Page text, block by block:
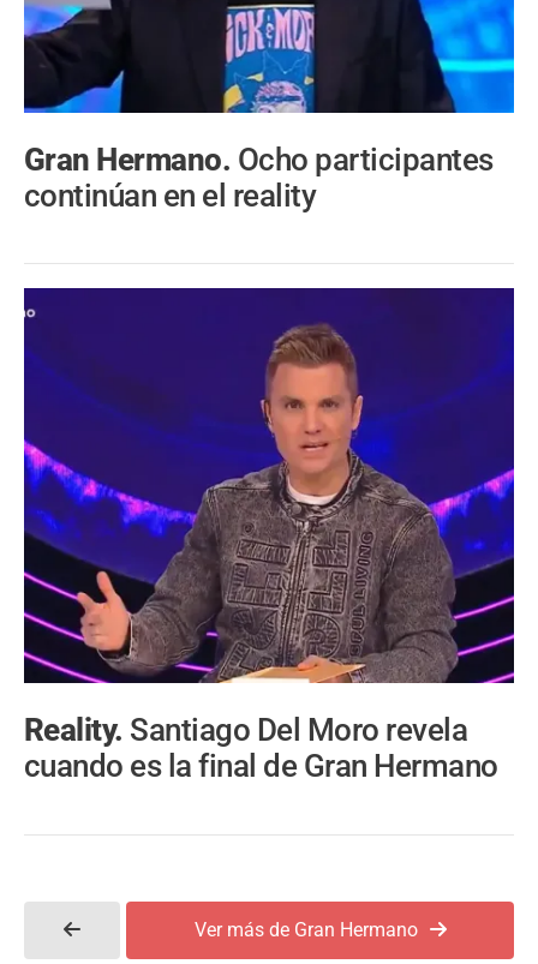
Gran Hermano. Ocho participantes
continúan en el reality
Reality. Santiago Del Moro revela
cuando es la final de Gran Hermano
Ver más de Gran Hermano